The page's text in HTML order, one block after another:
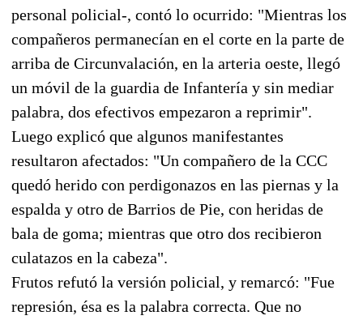
personal policial-, contó lo ocurrido: "Mientras los
compañeros permanecían en el corte en la parte de
arriba de Circunvalación, en la arteria oeste, llegó
un móvil de la guardia de Infantería y sin mediar
palabra, dos efectivos empezaron a reprimir".
Luego explicó que algunos manifestantes
resultaron afectados: "Un compañero de la CCC
quedó herido con perdigonazos en las piernas y la
espalda y otro de Barrios de Pie, con heridas de
bala de goma; mientras que otro dos recibieron
culatazos en la cabeza".
Frutos refutó la versión policial, y remarcó: "Fue
represión, ésa es la palabra correcta. Que no